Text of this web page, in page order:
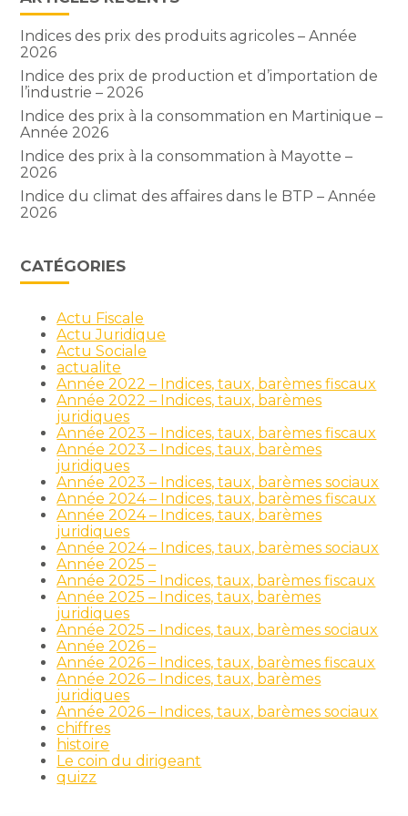
Indices des prix des produits agricoles – Année
2026
Indice des prix de production et d’importation de
l’industrie – 2026
Indice des prix à la consommation en Martinique –
Année 2026
Indice des prix à la consommation à Mayotte –
2026
Indice du climat des affaires dans le BTP – Année
2026
CATÉGORIES
Actu Fiscale
Actu Juridique
Actu Sociale
actualite
Année 2022 – Indices, taux, barèmes fiscaux
Année 2022 – Indices, taux, barèmes
juridiques
Année 2023 – Indices, taux, barèmes fiscaux
Année 2023 – Indices, taux, barèmes
juridiques
Année 2023 – Indices, taux, barèmes sociaux
Année 2024 – Indices, taux, barèmes fiscaux
Année 2024 – Indices, taux, barèmes
juridiques
Année 2024 – Indices, taux, barèmes sociaux
Année 2025 –
Année 2025 – Indices, taux, barèmes fiscaux
Année 2025 – Indices, taux, barèmes
juridiques
Année 2025 – Indices, taux, barèmes sociaux
Année 2026 –
Année 2026 – Indices, taux, barèmes fiscaux
Année 2026 – Indices, taux, barèmes
juridiques
Année 2026 – Indices, taux, barèmes sociaux
chiffres
histoire
Le coin du dirigeant
quizz